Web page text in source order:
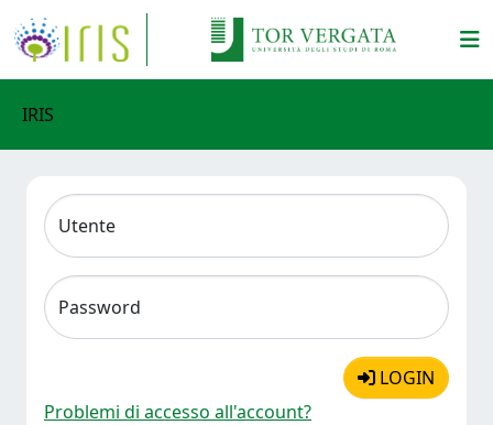
IRIS
Utente
Password
LOGIN
Problemi di accesso all'account?